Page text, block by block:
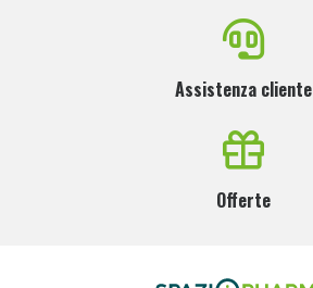
Assistenza cliente
Offerte